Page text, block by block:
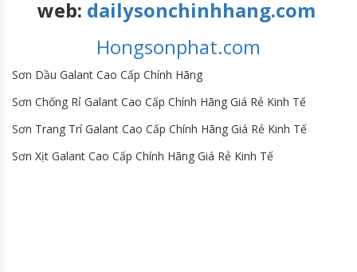
web: dailysonchinhhang.com
Hongsonphat.com
Sơn Dầu Galant Cao Cấp Chính Hãng
Sơn Chống Rỉ Galant Cao Cấp Chính Hãng Giá Rẻ Kinh Tế
Sơn Trang Trí Galant Cao Cấp Chính Hãng Giá Rẻ Kinh Tế
Sơn Xịt Galant Cao Cấp Chính Hãng Giá Rẻ Kinh Tế